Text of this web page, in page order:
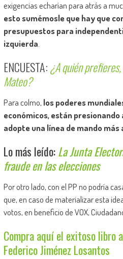
exigencias echarían para atrás a
esto sumémosle que hay que
presupuestos para
izquierda.
ENCUESTA:¿A quién
Mateo?
Para colmo, los poderes
económicos, están presionando
adopte una línea de mando
Lo más leído:La Junta
fraude en las elecciones
Por otro lado, con el PP no podría
que, en caso de materializar esta
votos, en beneficio de VOX,
Compra aquí el exitoso libro
Federico Jiménez Losantos